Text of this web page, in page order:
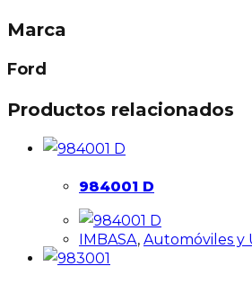
Marca
Ford
Productos relacionados
984001 D
IMBASA, Automóviles y